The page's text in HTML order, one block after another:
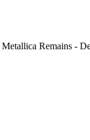
Remains -